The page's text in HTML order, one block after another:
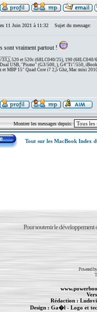
11 Juin 2021 à 11:32 Sujet du message:
sont vraiment partout !
520 et 520c (68LC040/25), 190 (68LC040/
USB, "Pismo" (G3/500, ), G4"Ti"/550,
et MBP 15" Quad Core i7 2,5 Ghz, Mac mini
Montrer les messages depuis:
Tout sur les MacBook Index
Pour soutenir le développement
Powered
Rédaction :
Design : Ga�l- Logo et